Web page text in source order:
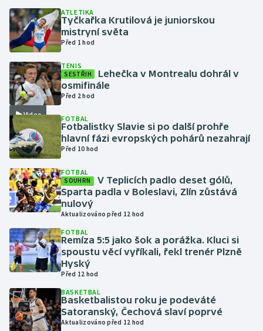
Házená
Jezdectví
Judo
Krasobruslení
Lezení
Lyže a snowboard
Moderní pětiboj
Motorsport
Olympijské hry
Parasport
Plavání
Plážový volejbal
ATLETIKA
Tyčkařka Krutilová je juniorskou
mistryní světa
Před 1 hod
Video
TENIS
SESTŘIH
Lehečka v Montrealu dohrál v
osmifinále
Před 2 hod
FOTBAL
Fotbalistky Slavie si po další prohře
hlavní fázi evropských pohárů nezahrají
Před 10 hod
FOTBAL
SOUHRN
V Teplicích padlo deset gólů,
Sparta padla v Boleslavi, Zlín zůstává
nulový
Aktualizováno před 12 hod
FOTBAL
Remíza 5:5 jako šok a porážka. Kluci si
spoustu věcí vyříkali, řekl trenér Plzně
Hyský
Před 12 hod
BASKETBAL
Basketbalistou roku je podeváté
Satoranský, Čechová slaví poprvé
Aktualizováno před 12 hod